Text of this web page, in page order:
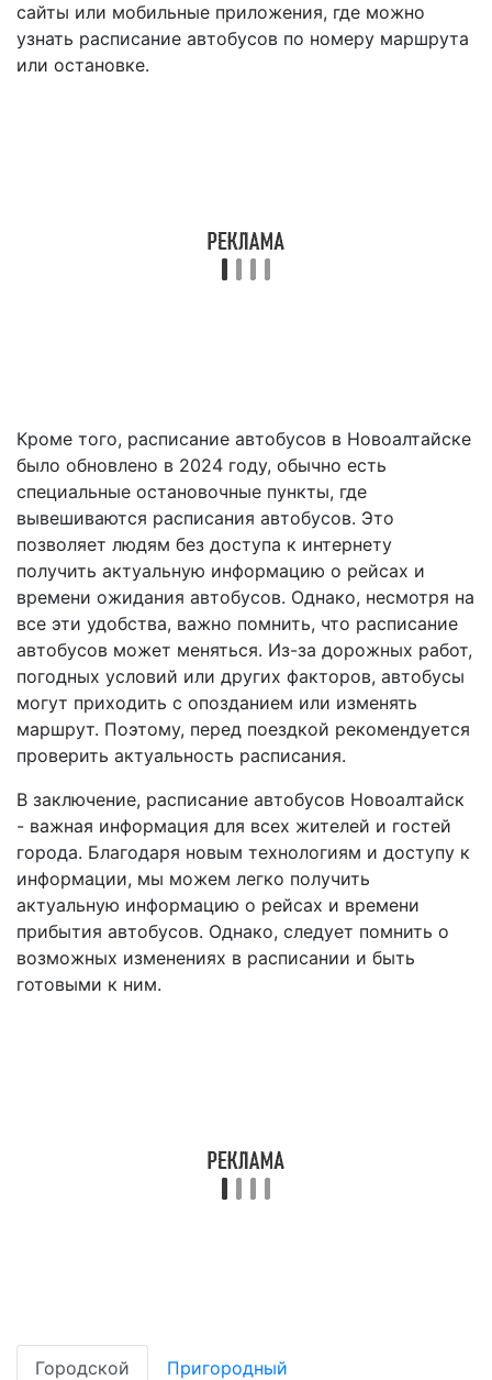
сайты или мобильные приложения, где можно
узнать расписание автобусов по номеру маршрута
или остановке.
Кроме того, расписание автобусов в Новоалтайске
было обновлено в 2024 году, обычно есть
специальные остановочные пункты, где
вывешиваются расписания автобусов. Это
позволяет людям без доступа к интернету
получить актуальную информацию о рейсах и
времени ожидания автобусов. Однако, несмотря на
все эти удобства, важно помнить, что расписание
автобусов может меняться. Из-за дорожных работ,
погодных условий или других факторов, автобусы
могут приходить с опозданием или изменять
маршрут. Поэтому, перед поездкой рекомендуется
проверить актуальность расписания.
В заключение, расписание автобусов Новоалтайск
- важная информация для всех жителей и гостей
города. Благодаря новым технологиям и доступу к
информации, мы можем легко получить
актуальную информацию о рейсах и времени
прибытия автобусов. Однако, следует помнить о
возможных изменениях в расписании и быть
готовыми к ним.
Городской Пригородный